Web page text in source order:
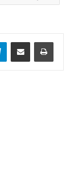
TelegramCompartir por correo electrónico